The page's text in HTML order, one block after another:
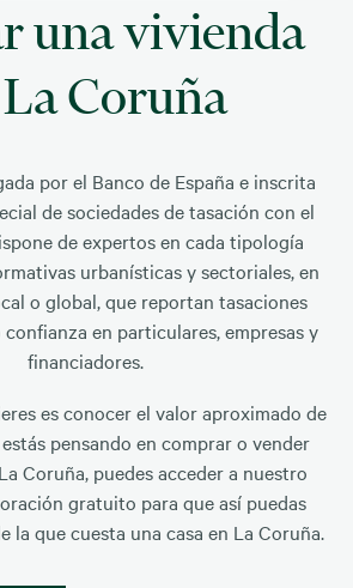
una vivienda
Coruña
por el Banco de España e inscrita
de sociedades de tasación con el
de expertos en cada tipología
urbanísticas y sectoriales, en
o global, que reportan tasaciones
en particulares, empresas y
financiadores.
es conocer el valor aproximado de
pensando en comprar o vender
Coruña, puedes acceder a nuestro
gratuito para que así puedas
la que cuesta una casa en La Coruña.